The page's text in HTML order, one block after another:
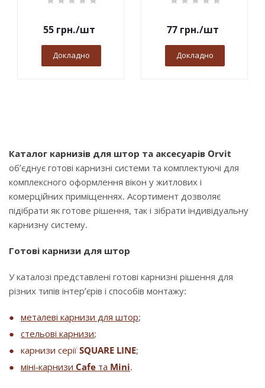
55грн./шт
Докладно
77грн./шт
Докладно
Каталог карнизів для штор та аксесуарів Orvit
об’єднує готові карнизні системи та комплектуючі для
комплексного оформлення вікон у житлових і
комерційних приміщеннях. Асортимент дозволяє
підібрати як готове рішення, так і зібрати індивідуальну
карнизну систему.
Готові карнизи для штор
У каталозі представлені готові карнизні рішення для
різних типів інтер’єрів і способів монтажу:
металеві карнизи для штор;
стельові карнизи;
карнизи серії SQUARE LINE;
міні-карнизи Cafe та Mini.